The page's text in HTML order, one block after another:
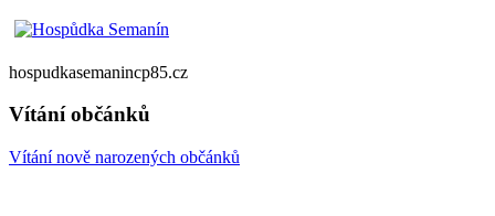
hospudkasemanincp85.cz
Vítání občánků
Vítání nově narozených občánků